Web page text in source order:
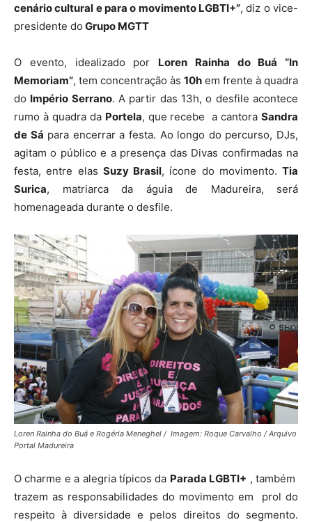
cenário cultural e para o movimento LGBTI+”, diz o vice-
presidente do Grupo MGTT
O evento, idealizado por Loren Rainha do Buá “In
Memoriam”, tem concentração às 10h em frente à quadra
do Império Serrano. A partir das 13h, o desfile acontece
rumo à quadra da Portela, que recebe a cantoraSandra
de Sá para encerrar a festa. Ao longo do percurso, DJs,
agitam o público e a presença das Divas confirmadas na
festa, entre elas Suzy Brasil, ícone do movimento. Tia
Surica, matriarca da águia de Madureira, será
homenageada durante o desfile.
Loren Rainha do Buá e Rogéria Meneghel / Imagem: Roque Carvalho / Arquivo
Portal Madureira
O charme e a alegria típicos da Parada LGBTI+ , também
trazem as responsabilidades do movimento em prol do
respeito à diversidade e pelos direitos do segmento.